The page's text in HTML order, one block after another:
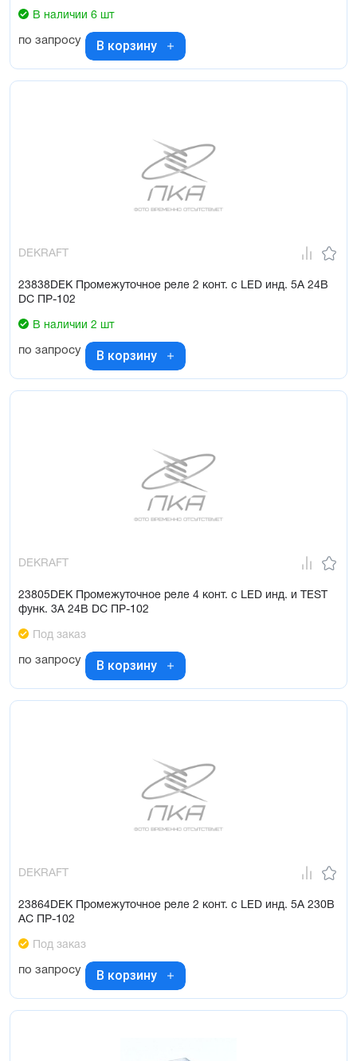
В наличии 6 шт
по запросу В корзину
DEKRAFT
23838DEK Промежуточное реле 2 конт. с LED инд. 5А 24В
DC ПР-102
В наличии 2 шт
по запросу В корзину
DEKRAFT
23805DEK Промежуточное реле 4 конт. с LED инд. и TEST
функ. 3А 24В DC ПР-102
Под заказ
по запросу В корзину
DEKRAFT
23864DEK Промежуточное реле 2 конт. с LED инд. 5А 230В
AC ПР-102
Под заказ
по запросу В корзину